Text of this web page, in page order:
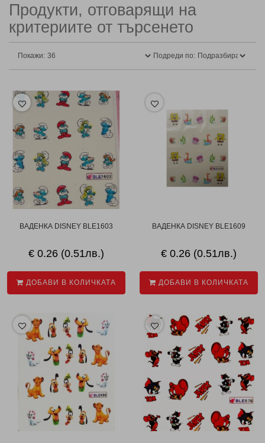
Продукти, отговарящи на
критериите от търсенето
Подреди по:
Покажи:
ВАДЕНКА DISNEY BLE1603
€ 0.26 (0.51лв.)
ДОБАВИ В КОЛИЧКАТА
ВАДЕНКА DISNEY BLE1609
€ 0.26 (0.51лв.)
ДОБАВИ В КОЛИЧКАТА